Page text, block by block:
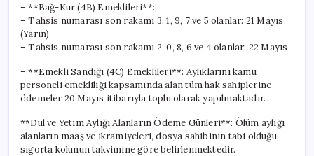
– **Bağ-Kur (4B) Emeklileri**:
– Tahsis numarası son rakamı 3, 1, 9, 7 ve 5 olanlar: 21 Mayıs
(Yarın)
– Tahsis numarası son rakamı 2, 0, 8, 6 ve 4 olanlar: 22 Mayıs
– **Emekli Sandığı (4C) Emeklileri**: Aylıklarını kamu
personeli emekliliği kapsamında alan tüm hak sahiplerine
ödemeler 20 Mayıs itibarıyla toplu olarak yapılmaktadır.
**Dul ve Yetim Aylığı Alanların Ödeme Günleri**: Ölüm aylığı
alanların maaş ve ikramiyeleri, dosya sahibinin tabi olduğu
sigorta kolunun takvimine göre belirlenmektedir.